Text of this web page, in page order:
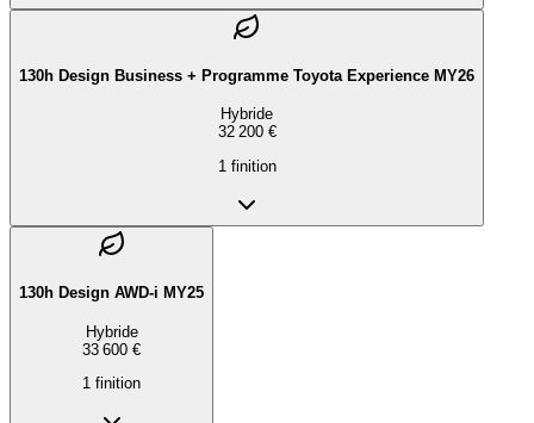
130h Design Business + Programme Toyota Experience MY26
Hybride
32 200 €
1 finition
130h Design AWD-i MY25
Hybride
33 600 €
1 finition